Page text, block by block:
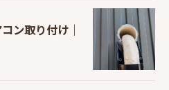
ン取り付け｜